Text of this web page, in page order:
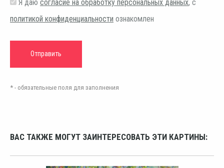
Я даю согласие на обработку персональных данных, с
политикой конфиденциальности ознакомлен
* - обязательные поля для заполнения
ВАС ТАКЖЕ МОГУТ ЗАИНТЕРЕСОВАТЬ ЭТИ КАРТИНЫ: